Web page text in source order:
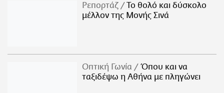
Ρεπορτάζ
Το θολό και δύσκολο
μέλλον της Μονής Σινά
Οπτική Γωνία
Όπου και να
ταξιδέψω η Αθήνα με πληγώνει